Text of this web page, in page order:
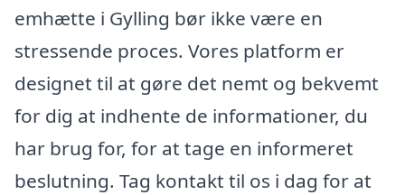
emhætte i Gylling bør ikke være en
stressende proces. Vores platform er
designet til at gøre det nemt og bekvemt
for dig at indhente de informationer, du
har brug for, for at tage en informeret
beslutning. Tag kontakt til os i dag for at